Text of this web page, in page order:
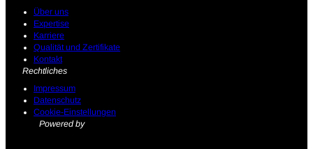
Über uns
Expertise
Karriere
Qualität und Zertifikate
Kontakt
Rechtliches
Impressum
Datenschutz
Cookie-Einstellungen
Powered by